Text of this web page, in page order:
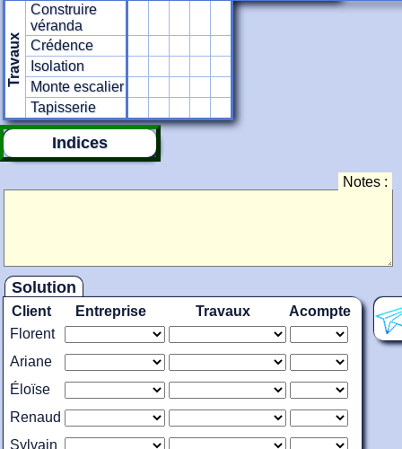
Travaux
Construire
véranda
Crédence
Isolation
Monte escalier
Tapisserie
Indices
Notes :
Solution
Client Entreprise Travaux
Acompte
Florent
Ariane
Éloïse
Renaud
Sylvain